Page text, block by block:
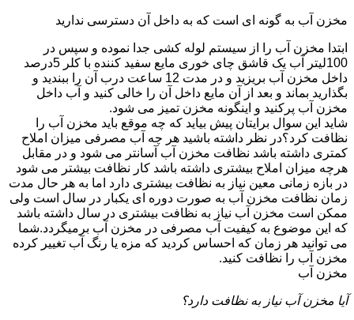
مخزن آب به گونه ای است که به داخل آن دسترسی ندارید
ابتدا مخزن آب را از سیستم لوله کشی جدا نموده و سپس در
100لیتر آب یک قاشق چای خوری مایع سفید کننده با کلر 5درصد
داخل مخزن آب بریزید و در مدت 12 ساعت درب آن را ببندید و
بگذارید بماند و بعد از آن مایع داخل آن را خالی کنید و آب داخل
مخزن آب پرکنید و اینگونه مخزن تمیز می شود.
شاید این سوال برایتان پیش بیاید که چه موقع باید مخزن آب را
نظافت کرد؟در نظر داشته باشید هر چه آب مصرفی میزان املاح
کمتری داشته باشد نظافت مخزن آب آسانتر می شود و در مقابل
هرچه میزان املاح بیشتری داشته باشد کار نظافت بیشتر می شود
در بازه زمانی معین نیاز به نظافت بیشتری دارد اما به هر حال مدت
زمان نظافت مخزن آب به صورت دوره ای یکبار در سال است ولی
ممکن است مخزن آب نیاز به نظافت بیشتری در سال داشته باشد
که این موضوع به کیفیت آب مصرفی در مخزن آب برمیگردد.شما
می توانید هر زمان که احساس کردید که مزه یا رنگ آب تغییر کرده
مخزن آب را نظافت کنید.
مخزن آب
آیا مخزن آب نیاز به نظافت دارد؟